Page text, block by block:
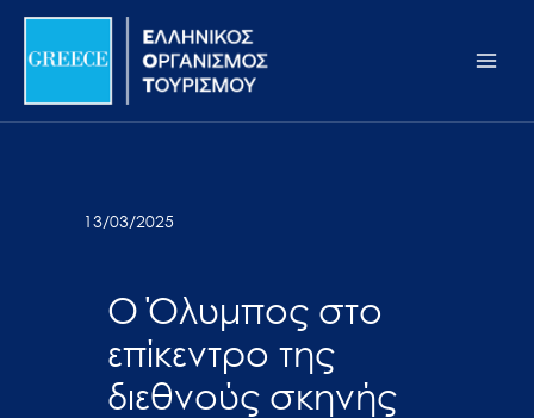
Σημείωση:
ιστότοπος
προσβασιμότητας.
Μετάβαση
περιεχόμενο
13/03/2025
Ο Όλυμπος στο
επίκεντρο της
διεθνούς σκηνής